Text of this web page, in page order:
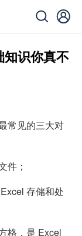
识你真不
常见的三大对
件；
存储和处
格，是 Excel